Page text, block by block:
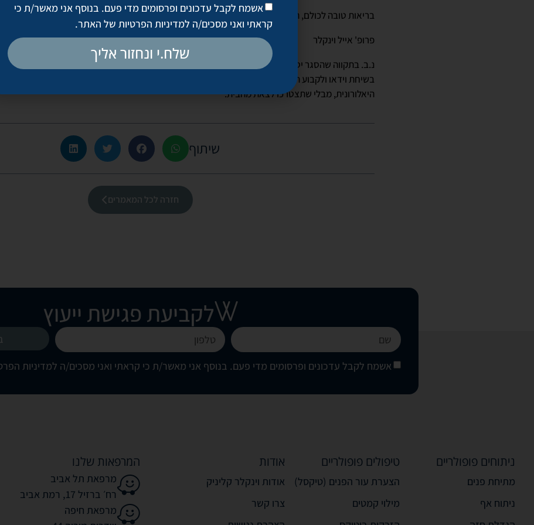
בריאות טובה לכולם, הקפידו על ההנחיות ושמרו על עצמכם ועל הסובבים אתכם,
פרופ' אייל וינקלר
נ.ב. בתקווה שהסגר יסתיים בקרוב, אנו מזמינים את מי שרוצה להתעסק ביופי ובכירורגיה אסתטית ליצור
בשיחת וידאו ולקבוע תורים ליום שאחרי. חשוב שתדעו שמיד בתום הסגר, אנחנו ערוכים להגיע אליכן
היאלורונית, מבלי שתצטרכו לצאת מהבית.
שיתוף
חזרה לכל המאמרים
לקביעת פגישת ייעוץ
אשמח לקבל עדכונים ופרסומים מדי פעם. בנוסף אני מאשר/ת כי קראתי ואני מסכים/ה למדיניות
ניתוחים פופולריים
מתיחת פנים
ניתוח אף
טיפולים פופולריים
הצערת עור הפנים (טיקסל)
מילוי קמטים
אודות
אודות וינקלר קליניק
צרו קשר
המרפאות שלנו
מרפאת תל אביב
רח׳ ברזיל 17, רמת אביב
מרפאת חיפה
אשמח לקבל עדכונים ופרסומים מדי פעם. בנוסף אני מאשר/ת כי
קראתי ואני מסכים/ה למדיניות הפרטיות של האתר.
שלח.י ונחזור אליך